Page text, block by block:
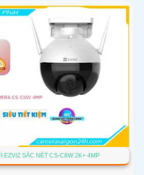
EZVIZ SẮC NÉT CS-C8W 2K+ 4MP